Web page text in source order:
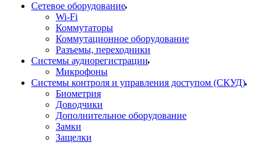
Сетевое оборудование
Wi-Fi
Коммутаторы
Коммутационное оборудование
Разъемы, переходники
Системы аудиорегистрации
Микрофоны
Системы контроля и управления доступом (СКУД)
Биометрия
Доводчики
Дополнительное оборудование
Замки
Защелки